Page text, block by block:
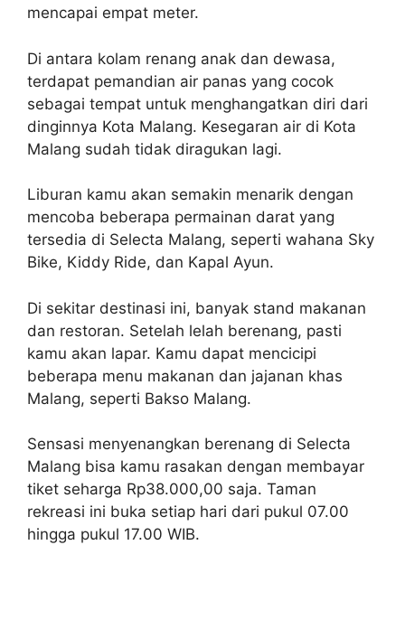
mencapai empat meter.
Di antara kolam renang anak dan dewasa,
terdapat pemandian air panas yang cocok
sebagai tempat untuk menghangatkan diri dari
dinginnya Kota Malang. Kesegaran air di Kota
Malang sudah tidak diragukan lagi.
Liburan kamu akan semakin menarik dengan
mencoba beberapa permainan darat yang
tersedia di Selecta Malang, seperti wahana Sky
Bike, Kiddy Ride, dan Kapal Ayun.
Di sekitar destinasi ini, banyak stand makanan
dan restoran. Setelah lelah berenang, pasti
kamu akan lapar. Kamu dapat mencicipi
beberapa menu makanan dan jajanan khas
Malang, seperti Bakso Malang.
Sensasi menyenangkan berenang di Selecta
Malang bisa kamu rasakan dengan membayar
tiket seharga Rp38.000,00 saja. Taman
rekreasi ini buka setiap hari dari pukul 07.00
hingga pukul 17.00 WIB.